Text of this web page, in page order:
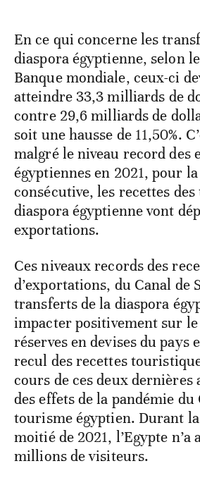
En ce qui concerne les
diaspora égyptienne, selon
Banque mondiale, ceux-ci
atteindre 33,3 milliards de
contre 29,6 milliards de
soit une hausse de 11,50%.
malgré le niveau record des
égyptiennes en 2021, pour
consécutive, les recettes
diaspora égyptienne vont
exportations.
Ces niveaux records des
d’exportations, du Canal de
transferts de la diaspora
impacter positivement sur le
réserves en devises du pays
recul des recettes
cours de ces deux dernières
des effets de la pandémie du
tourisme égyptien. Durant
moitié de 2021, l’Egypte
millions de visiteurs.